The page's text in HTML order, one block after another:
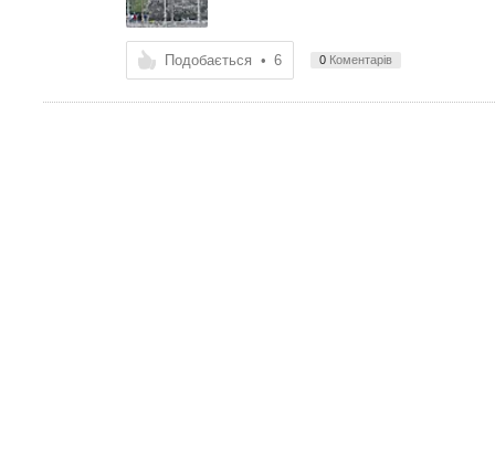
Подобається • 6 0Коментарів